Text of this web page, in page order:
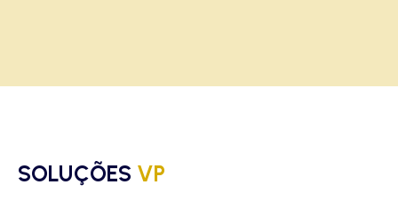
SOLUÇÕES VP